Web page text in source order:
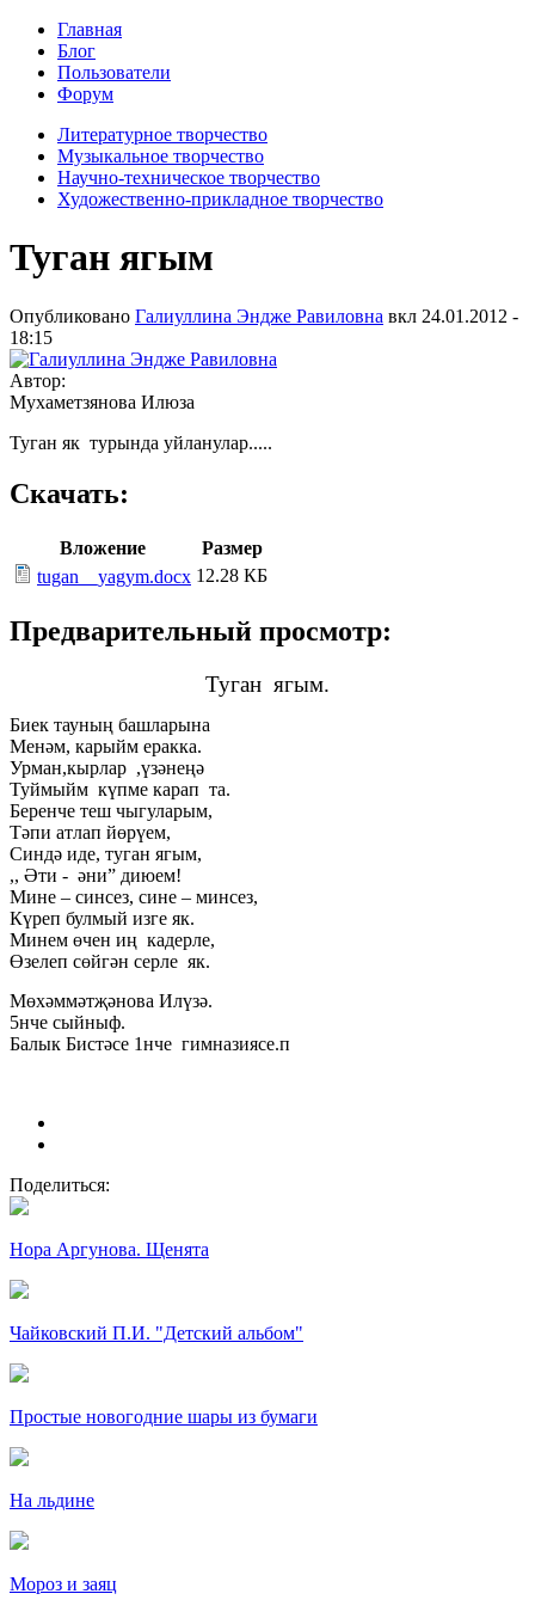
Главная
Блог
Пользователи
Форум
Литературное творчество
Музыкальное творчество
Научно-техническое творчество
Художественно-прикладное творчество
Туган ягым
Опубликовано Галиуллина Эндже Равиловна вкл 24.01.2012 -
18:15
Автор:
Мухаметзянова Илюза
Туган як турында уйланулар.....
Скачать:
Вложение
Размер
tugan__yagym.docx 12.28 КБ
Предварительный просмотр:
Туган ягым.
Биек тауның башларына
Менәм, карыйм еракка.
Урман,кырлар ,үзәнеңә
Туймыйм күпме карап та.
Беренче теш чыгуларым,
Тәпи атлап йөрүем,
Синдә иде, туган ягым,
,, Әти - әни” диюем!
Мине – синсез, сине – минсез,
Күреп булмый изге як.
Минем өчен иң кадерле,
Өзелеп сөйгән серле як.
Мөхәммәтҗәнова Илүзә.
5нче сыйныф.
Балык Бистәсе 1нче гимназиясе.п
Поделиться:
Нора Аргунова. Щенята
Чайковский П.И. "Детский альбом"
Простые новогодние шары из бумаги
На льдине
Мороз и заяц